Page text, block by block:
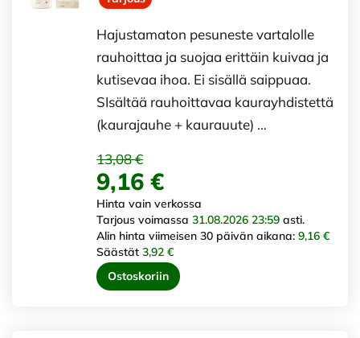
Hajustamaton pesuneste vartalolle
rauhoittaa ja suojaa erittäin kuivaa ja
kutisevaa ihoa. Ei sisällä saippuaa.
SIsältää rauhoittavaa kaurayhdistettä
(kaurajauhe + kaurauute) …
13,08 €
9,16 €
Hinta vain verkossa
Tarjous voimassa 31.08.2026 23:59 asti.
Alin hinta viimeisen 30 päivän aikana: 9,16 €
Säästät 3,92 €
Ostoskoriin